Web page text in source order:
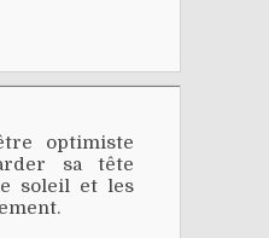
optimiste
sa tête
soleil et les